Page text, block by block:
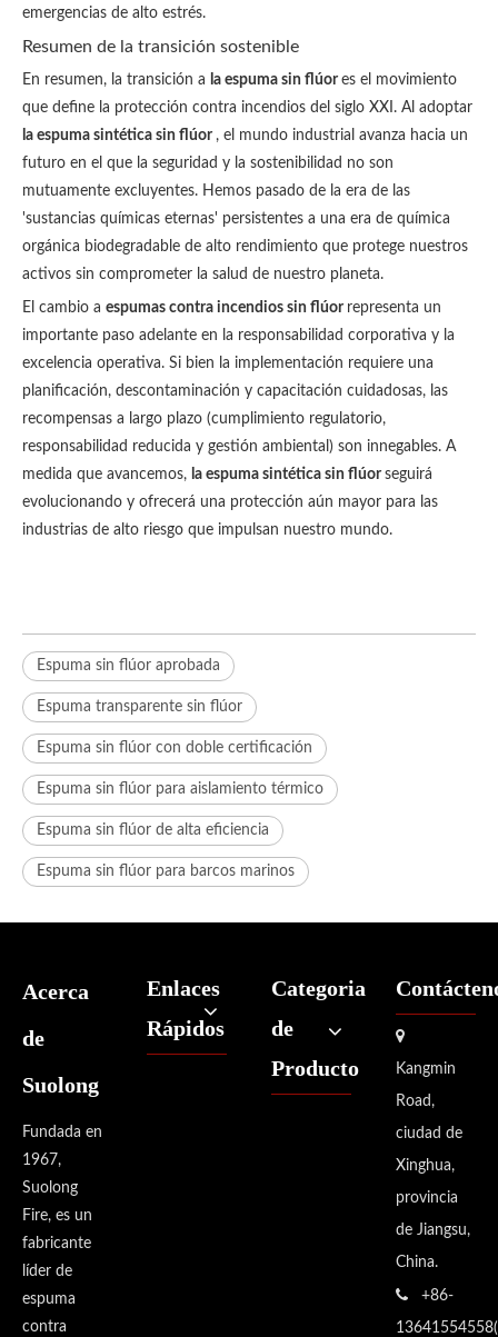
emergencias de alto estrés.
Resumen de la transición sostenible
En resumen, la transición a la espuma sin flúores el movimiento
que define la protección contra incendios del siglo XXI. Al adoptar
la espuma sintética sin flúor , el mundo industrial avanza hacia un
futuro en el que la seguridad y la sostenibilidad no son
mutuamente excluyentes. Hemos pasado de la era de las
'sustancias químicas eternas' persistentes a una era de química
orgánica biodegradable de alto rendimiento que protege nuestros
activos sin comprometer la salud de nuestro planeta.
El cambio a espumas contra incendios sin flúor representa un
importante paso adelante en la responsabilidad corporativa y la
excelencia operativa. Si bien la implementación requiere una
planificación, descontaminación y capacitación cuidadosas, las
recompensas a largo plazo (cumplimiento regulatorio,
responsabilidad reducida y gestión ambiental) son innegables. A
medida que avancemos, la espuma sintética sin flúorseguirá
evolucionando y ofrecerá una protección aún mayor para las
industrias de alto riesgo que impulsan nuestro mundo.
Espuma sin flúor aprobada
Espuma transparente sin flúor
Espuma sin flúor con doble certificación
Espuma sin flúor para aislamiento térmico
Espuma sin flúor de alta eficiencia
Espuma sin flúor para barcos marinos
Acerca
de
Suolong
Fundada en
1967,
Suolong
Fire, es un
fabricante
líder de
espuma
contra
Enlaces
Rápidos
Categoria
de
Producto

Kangmin
Road,
ciudad de
Xinghua,
provincia
de Jiangsu,
China.
 +86-